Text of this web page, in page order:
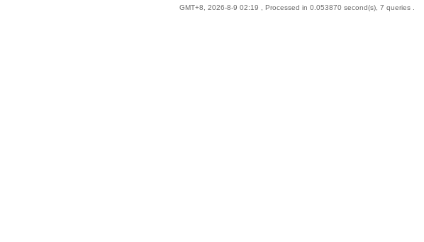
GMT+8, 2026-8-9 02:19 , Processed in 0.053870 second(s), 7 queries .